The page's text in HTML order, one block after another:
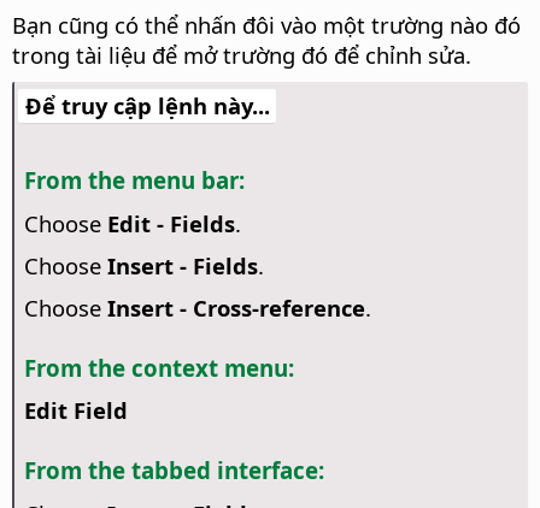
Bạn cũng có thể nhấn đôi vào một trường nào đó
trong tài liệu để mở trường đó để chỉnh sửa.
Để truy cập lệnh này...
From the menu bar:
Choose Edit - Fields.
Choose Insert - Fields.
Choose Insert - Cross-reference.
From the context menu:
Edit Field
From the tabbed interface: